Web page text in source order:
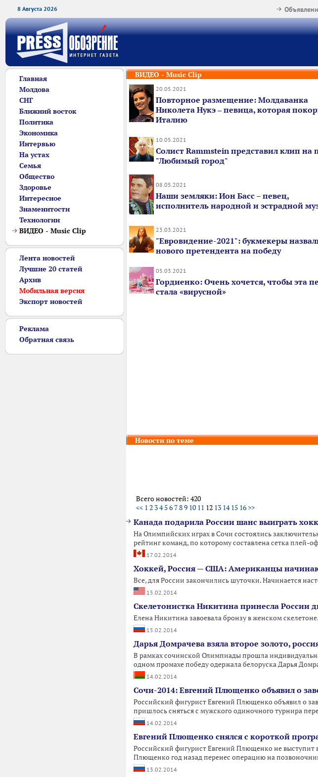
8 Августа 2026
Главная
Молдова
СНГ
Ближний восток
Политика
Экономика
Интервью
На устах
Семья
Общество
Здоровье
Интересное
Знаменитости
Технологии
ВИДЕО - Music Clip
Лента новостей
Лучшие 20 статей
Архив
Мобильная версия
Экспорт новостей
Реклама
Обратная связь
ВИДЕО - Music Clip
20.05.2021
Повторное размещение: Молдаванка
Николета Нукэ ‒ певица, которая
Италию
10.05.2021
Солист Rammstein представил клип на
"Любимый город"
08.05.2021
Наши земляки: Ион Басс – певец,
исполнитель народной и эстрадной
23.03.2021
"Евровидение-2021": букмекеры
нового претендента на победу
05.03.2021
Гордиенко: Очень хочется, чтобы эта
стала «вирусной»
Новости по теме
Всего новостей: 420
<< 1 2 34 56 789 10 11 12 13 14 15 16 >>
Канада подарила России шанс выиграть
На Олимпийских играх в Сочи состоялись
рейтинг команд, по которому составлена сетка плей-
17.02.2014
Хоккей, Россия — США: Американцы
Все, для России закончились шуточки. Начинается
15.02.2014
Скелетонистка Никитина принесла России
Елена Никитина завоевала бронзу в женском
15.02.2014
Дарья Домрачева взяла второе золото,
В рамках сочинской Олимпиады прошла
одном промахе победу одержала белоруска Дарья
14.02.2014
Сочи-2014: Евгений Плющенко объявил о
Российский фигурист Евгений Плющенко объявил о
пришлось сняться с мужского одиночного турнира
14.02.2014
Евгений Плющенко снялся с короткой
Российский фигурист Евгений Плющенко не выступит
Плющенко год назад перенес операцию на
13.02.2014